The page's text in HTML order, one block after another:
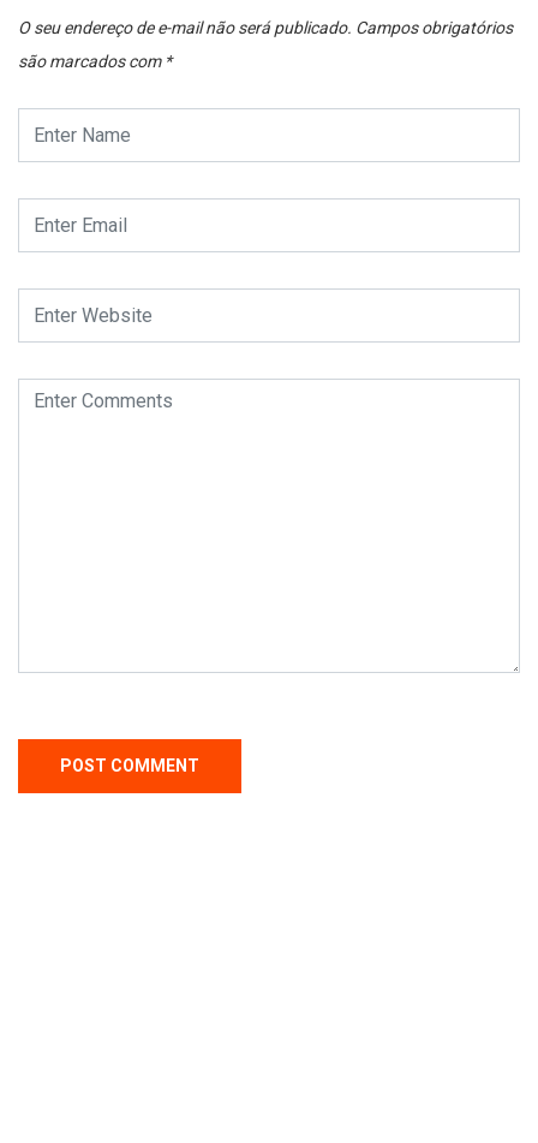
O seu endereço de e-mail não será publicado. Campos obrigatórios
são marcados com *